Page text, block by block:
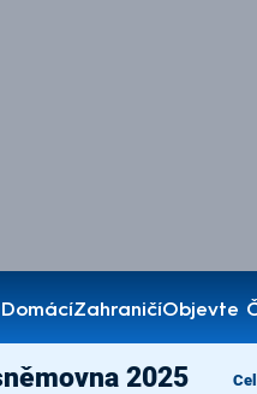
DomácíZahraničíObjevte
Pořady
2025